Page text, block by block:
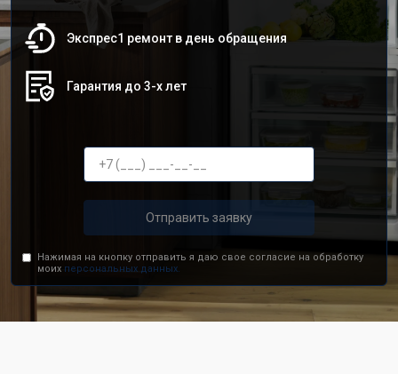
Экспрес1 ремонт в день обращения
Гарантия до 3-х лет
Отправить заявку
Нажимая на кнопку отправить я даю свое согласие на обработку
моих персональных данных.